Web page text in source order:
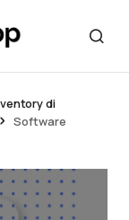
di
Software